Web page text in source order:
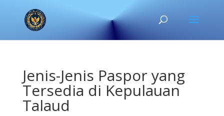
Jenis-Jenis Paspor yang
Tersedia di Kepulauan
Talaud